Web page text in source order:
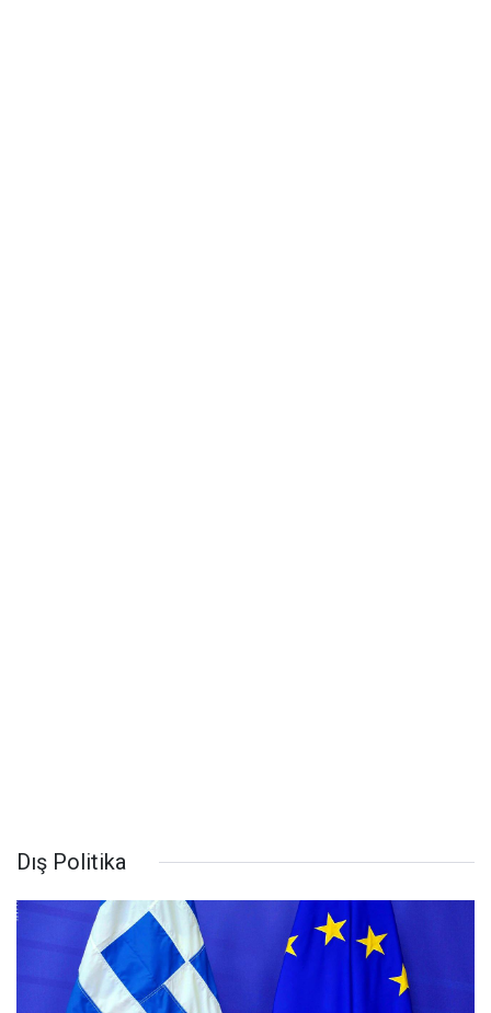
Dış Politika